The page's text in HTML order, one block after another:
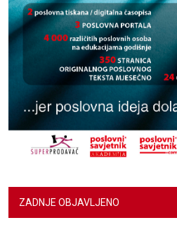
ZADNJE OBJAVLJENO